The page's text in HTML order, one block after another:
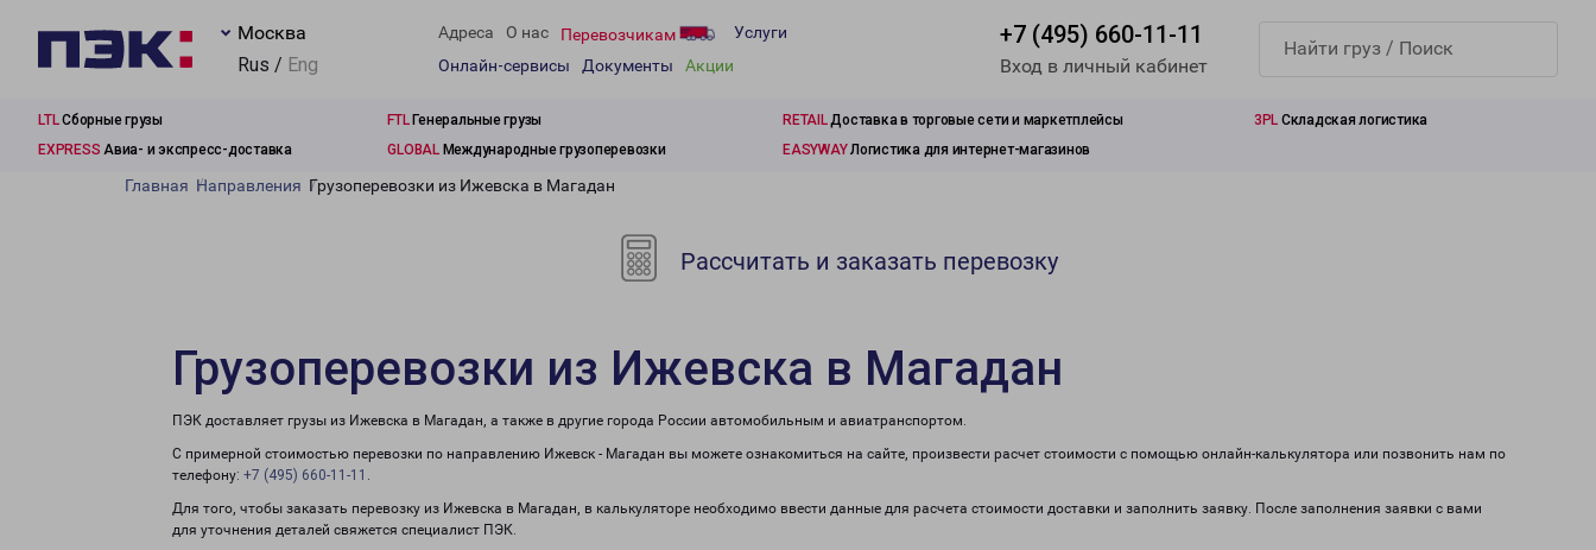
Москва
Rus / Eng
Адреса О нас Перевозчикам
Услуги
Онлайн-сервисы
Документы Акции
+7 (495) 660-11-11
Вход в личный кабинет
LTLСборные грузы FTLГенеральные грузы RETAILДоставка в торговые сети и маркетплейсы 3PL Складская логистика
EXPRESS Авиа- и экспресс-доставка GLOBALМеждународные грузоперевозки EASYWAYЛогистика для интернет-магазинов
Главная Направления Грузоперевозки из Ижевска в Магадан
Рассчитать и заказать перевозку
Грузоперевозки из Ижевска в Магадан
ПЭК доставляет грузы из Ижевска в Магадан, а также в другие города России автомобильным и авиатранспортом.
С примерной стоимостью перевозки по направлению Ижевск - Магадан вы можете ознакомиться на сайте, произвести расчет стоимости с помощью онлайн-калькулятора или позвонить нам по
телефону: +7 (495) 660-11-11 .
Для того, чтобы заказать перевозку из Ижевска в Магадан, в калькуляторе необходимо ввести данные для расчета стоимости доставки и заполнить заявку. После заполнения заявки с вами
для уточнения деталей свяжется специалист ПЭК.